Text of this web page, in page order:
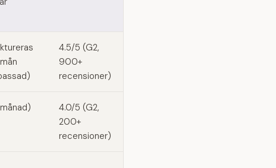
4.5/5 (G2,
900+
recensioner)
4.0/5 (G2,
200+
recensioner)